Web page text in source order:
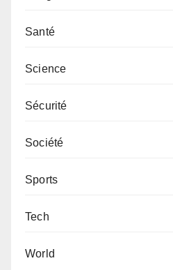
Santé
Science
Sécurité
Société
Sports
Tech
World